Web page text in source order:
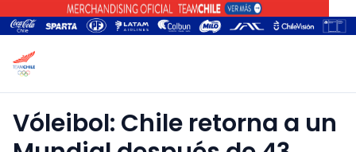
Vóleibol: Chile retorna a un